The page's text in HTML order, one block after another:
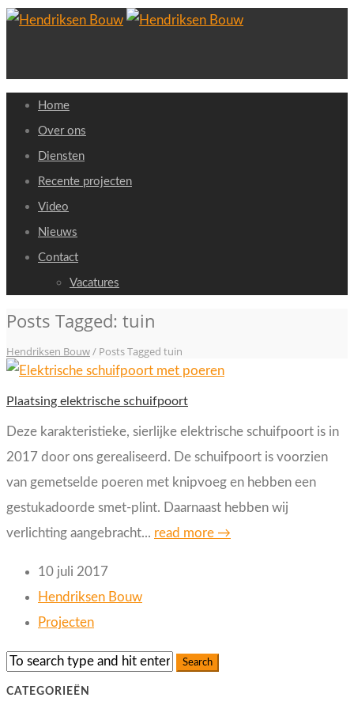
Home
Over ons
Diensten
Recente projecten
Video
Nieuws
Contact
Vacatures
Posts Tagged: tuin
Hendriksen Bouw/ Posts Tagged tuin
Plaatsing elektrische schuifpoort
Deze karakteristieke, sierlijke elektrische schuifpoort is in
2017 door ons gerealiseerd. De schuifpoort is voorzien
van gemetselde poeren met knipvoeg en hebben een
gestukadoorde smet-plint. Daarnaast hebben wij
verlichting aangebracht... read more →
10 juli 2017
Hendriksen Bouw
Projecten
CATEGORIEËN